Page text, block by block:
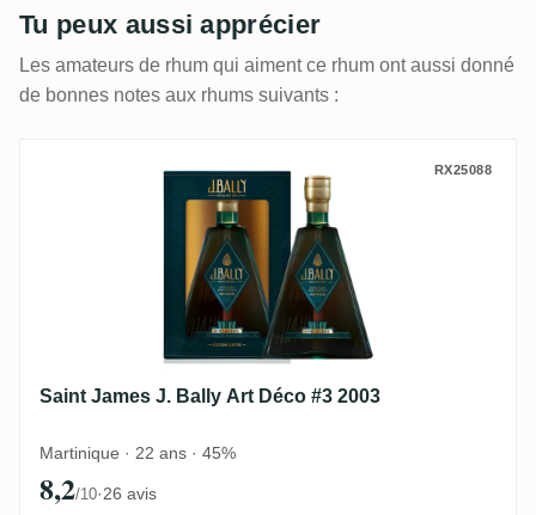
Tu peux aussi apprécier
Les amateurs de rhum qui aiment ce rhum ont aussi donné
de bonnes notes aux rhums suivants :
Saint James J. Bally Art Déco #3 2003
RX25088
Saint James J. Bally Art Déco #3 2003
Martinique · 22 ans · 45%
8,2/10·26 avis